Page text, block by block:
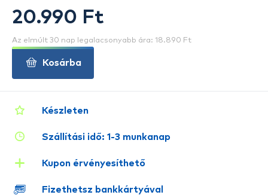
Készleten
Szállítási idő: 1-3 munkanap
Kupon érvényesíthető
Fizethetsz bankkártyával
20.990 Ft
Az elmúlt 30 nap legalacsonyabb ára: 18.890 Ft
Kosárba